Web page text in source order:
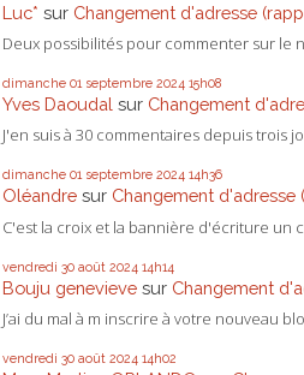
Luc* sur Changement d'adresse
Deux possibilités pour commenter sur le
dimanche 01 septembre 2024 15h08
Yves Daoudal sur Changement
J'en suis à 30 commentaires depuis trois
dimanche 01 septembre 2024 14h36
Oléandre sur Changement d'adresse
C'est la croix et la bannière d'écriture un
vendredi 30 août 2024 14h14
Bouju genevieve sur Changement
J’ai du mal à m inscrire à votre nouveau
vendredi 30 août 2024 14h02